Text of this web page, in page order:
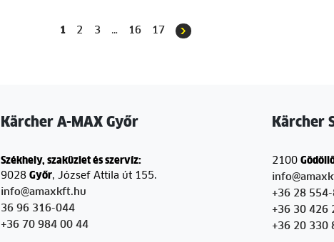
1 2 3 … 16 17
Kärcher A-MAX Győr
Székhely, szaküzlet és szervíz:
9028 Győr, József Attila út 155.
info@amaxkft.hu
36 96 316-044
+36 70 984 00 44
Kärcher
2100
+36 28
+36 30 426
+36 20 330